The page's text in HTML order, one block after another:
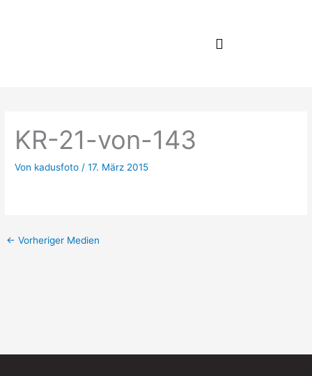
KR-21-von-143
Von kadusfoto /17. März 2015
← Vorheriger Medien